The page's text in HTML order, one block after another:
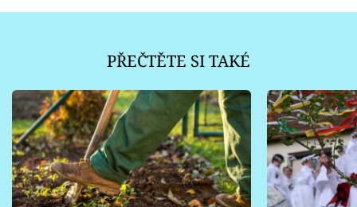
PŘEČTĚTE SI TAKÉ